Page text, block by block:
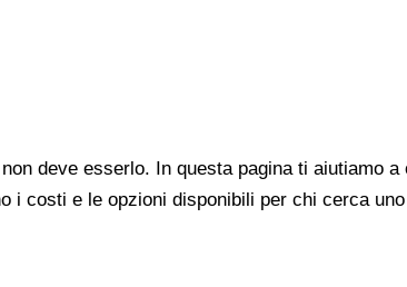
deve esserlo. In questa pagina ti aiutiamo
i costi e le opzioni disponibili per chi cerca